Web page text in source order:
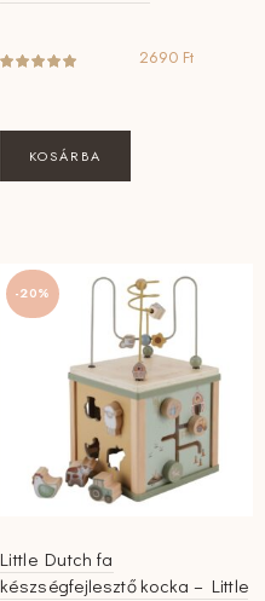
2690 Ft
KOSÁRBA
-20%
Little Dutch fa
készségfejlesztő kocka – Little